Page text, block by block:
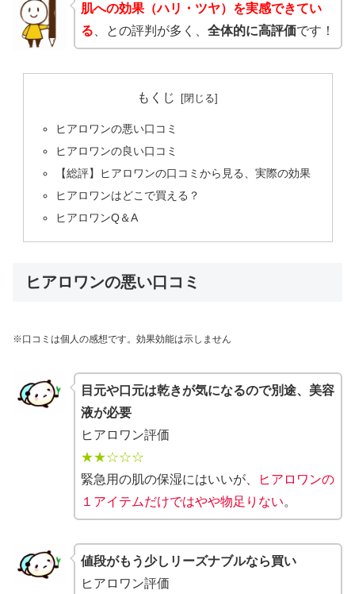
肌への効果（ハリ・ツヤ）を実感できてい
る 、との評判が多く、 全体的に高評価です！
もくじ
ヒアロワンの悪い口コミ
ヒアロワンの良い口コミ
【総評】ヒアロワンの口コミから見る、実際の効果
ヒアロワンはどこで買える？
ヒアロワンQ＆A
ヒアロワンの悪い口コミ
※口コミは個人の感想です。効果効能は示しません
目元や口元は乾きが気になるので別途、美容
液が必要
ヒアロワン評価
★★☆☆☆
緊急用の肌の保湿にはいいが、
ヒアロワンの
１アイテムだけではやや物足りない。
値段がもう少しリーズナブルなら買い
ヒアロワン評価